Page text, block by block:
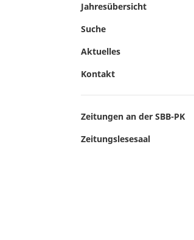
Jahresübersicht
Suche
Aktuelles
Kontakt
Zeitungen an der SBB-PK
Zeitungslesesaal